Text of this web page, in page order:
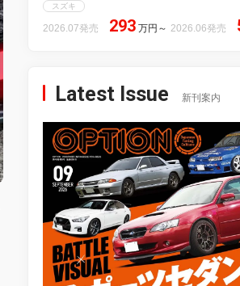
スズキ
2026.07発売 293 万円 ～ 2026.06発売
Latest Issue 新刊案内